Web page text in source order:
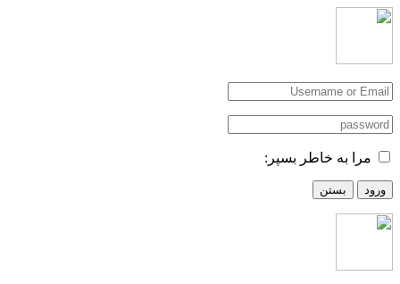
مرا به خاطر بسپر:
ورود بستن